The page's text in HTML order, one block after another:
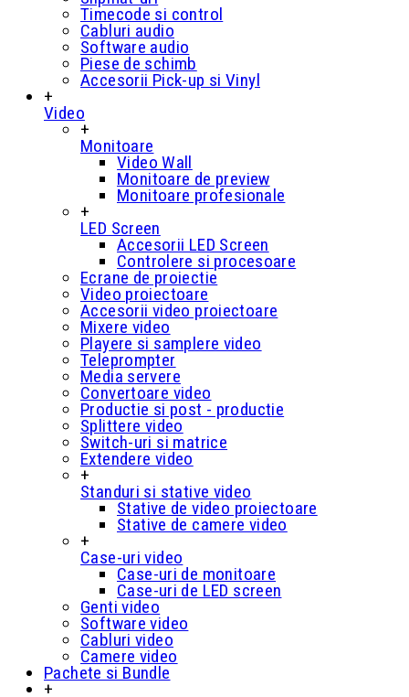
Timecode si control
Cabluri audio
Software audio
Piese de schimb
Accesorii Pick-up si Vinyl
+
Video
+
Monitoare
Video Wall
Monitoare de preview
Monitoare profesionale
+
LED Screen
Accesorii LED Screen
Controlere si procesoare
Ecrane de proiectie
Video proiectoare
Accesorii video proiectoare
Mixere video
Playere si samplere video
Teleprompter
Media servere
Convertoare video
Productie si post - productie
Splittere video
Switch-uri si matrice
Extendere video
+
Standuri si stative video
Stative de video proiectoare
Stative de camere video
+
Case-uri video
Case-uri de monitoare
Case-uri de LED screen
Genti video
Software video
Cabluri video
Camere video
Pachete si Bundle
+